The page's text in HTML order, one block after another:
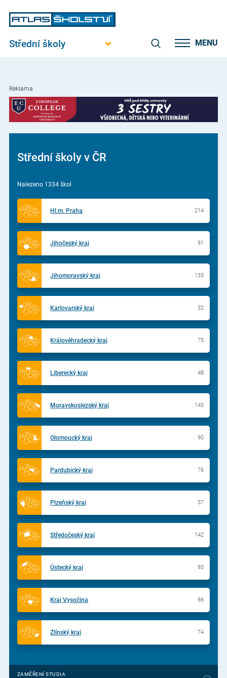
Střední školy MENU
Reklama
Střední školy v ČR
Nalezeno 1334 škol
Hl.m. Praha 214
Jihočeský kraj 91
Jihomoravský kraj 133
Karlovarský kraj 32
Královéhradecký kraj 75
Liberecký kraj 48
Moravskoslezský kraj 143
Olomoucký kraj 90
Pardubický kraj 76
Plzeňský kraj 57
Středočeský kraj 142
Ústecký kraj 93
Kraj Vysočina 66
Zlínský kraj 74
ZAMĚŘENÍ STUDIA